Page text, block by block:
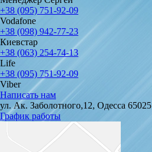
+38 (095) 751-92-09
Vodafone
+38 (098) 942-77-23
Киевстар
+38 (063) 254-74-13
Life
+38 (095) 751-92-09
Viber
Написать нам
ул. Ак. Заболотного,12, Одесса 65025
График работы